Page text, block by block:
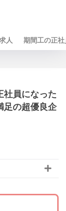
人 期間工の正
社員になった
足の超優良企